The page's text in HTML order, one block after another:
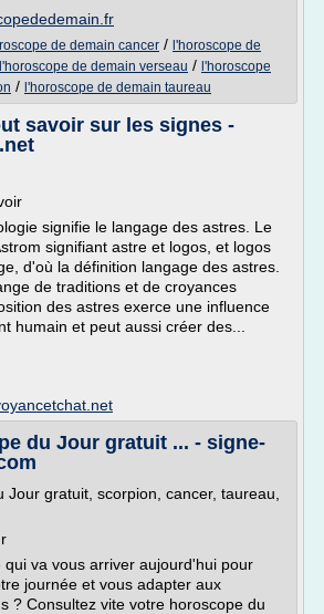
de demain cancer / l'horoscope de
l'horoscope de demain verseau / l'horoscope
/ l'horoscope de demain taureau
savoir sur les signes -
signifie le langage des astres. Le
signifiant astre et logos, et logos
d'où la définition langage des astres.
de traditions et de croyances
des astres exerce une influence
humain et peut aussi créer des...
du Jour gratuit ... - signe-
Jour gratuit, scorpion, cancer, taureau,
qui va vous arriver aujourd'hui pour
journée et vous adapter aux
? Consultez vite votre horoscope du